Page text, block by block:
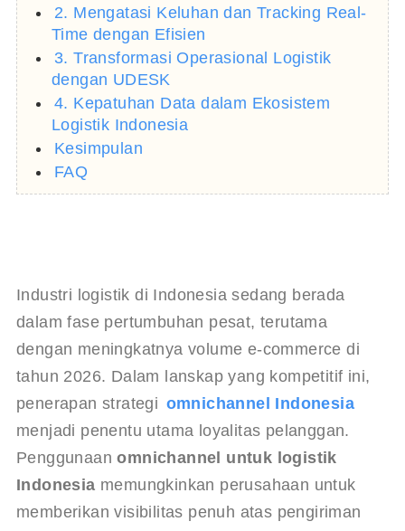
2. Mengatasi Keluhan dan Tracking Real-
Time dengan Efisien
3. Transformasi Operasional Logistik
dengan UDESK
4. Kepatuhan Data dalam Ekosistem
Logistik Indonesia
Kesimpulan
FAQ
Industri logistik di Indonesia sedang berada
dalam fase pertumbuhan pesat, terutama
dengan meningkatnya volume e-commerce di
tahun 2026. Dalam lanskap yang kompetitif ini,
penerapan strategi omnichannel Indonesia
menjadi penentu utama loyalitas pelanggan.
Penggunaan omnichannel untuk logistik
Indonesia memungkinkan perusahaan untuk
memberikan visibilitas penuh atas pengiriman